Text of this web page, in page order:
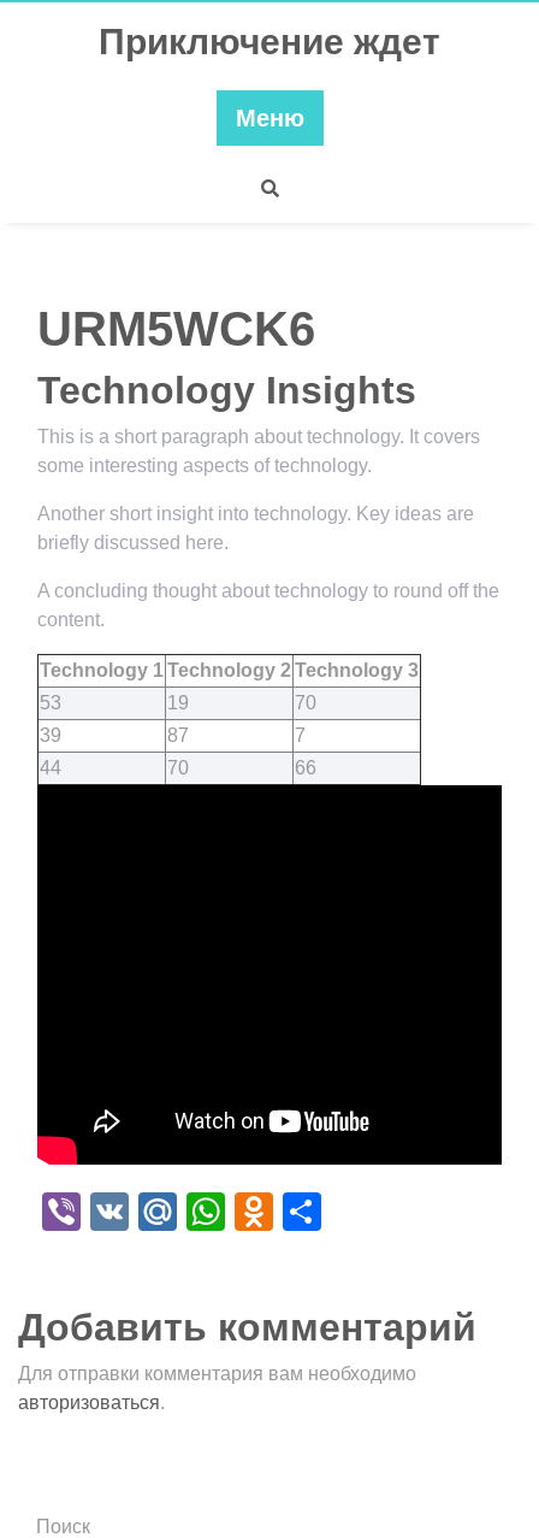
Приключение ждет
Меню
URM5WCK6
Technology Insights
This is a short paragraph about technology. It covers
some interesting aspects of technology.
Another short insight into technology. Key ideas are
briefly discussed here.
A concluding thought about technology to round off the
content.
Technology 1Technology 2 Technology 3
53
19
70
39
87
7
44
70 66
Viber
VK Mail.Ru
WhatsApp
Odnoklassniki
Добавить комментарий
Для отправки комментария вам необходимо
авторизоваться.
Поиск